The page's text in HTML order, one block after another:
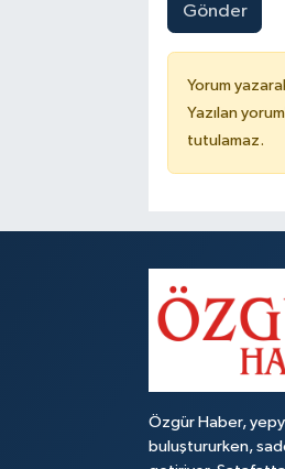
Gönder
Yorum
Yazılan
tutulamaz.
Özgür Haber,
buluştururken,